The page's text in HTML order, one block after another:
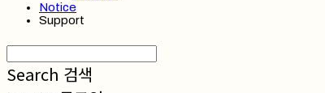
Notice
Support
Search 검색